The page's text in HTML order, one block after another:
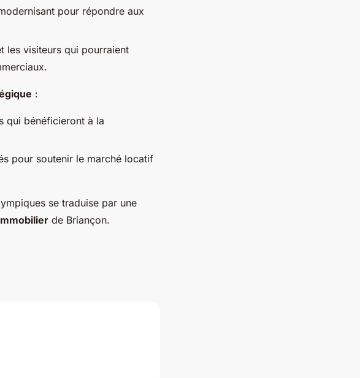
pour répondre aux
les visiteurs qui pourraient
:
qui bénéficieront à la
pour soutenir le marché locatif
se traduise par une
de Briançon.